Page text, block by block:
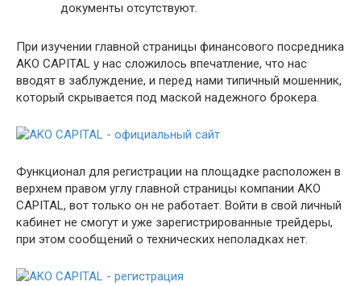
документы отсутствуют.
При изучении главной страницы финансового посредника
AKO CAPITAL у нас сложилось впечатление, что нас
вводят в заблуждение, и перед нами типичный мошенник,
который скрывается под маской надежного брокера.
Функционал для регистрации на площадке расположен в
верхнем правом углу главной страницы компании AKO
CAPITAL, вот только он не работает. Войти в свой личный
кабинет не смогут и уже зарегистрированные трейдеры,
при этом сообщений о технических неполадках нет.